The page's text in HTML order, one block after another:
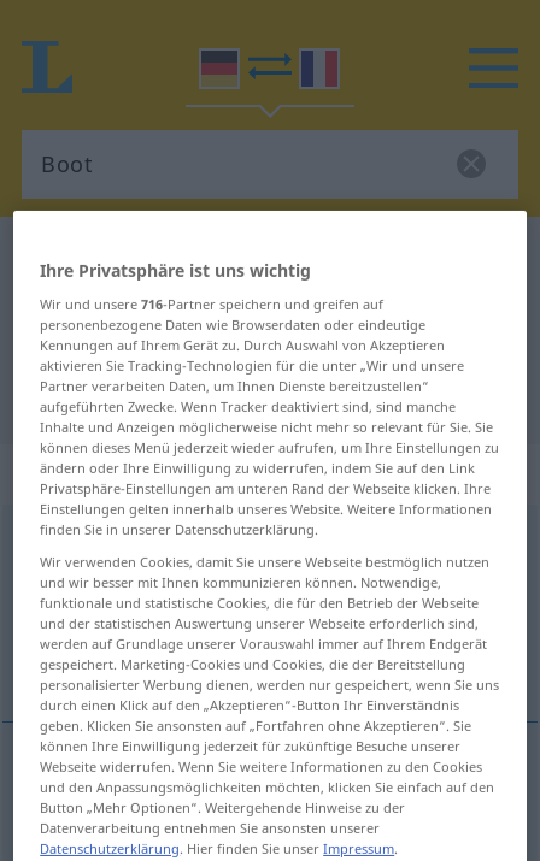
Deutsch-Französisch Übersetzung
für "Boot"
"Boot" Französisch Übersetzung
„Boot“: Neutrum
Boot [boːt] n <Boote̸s;Boote>
Übersicht aller Übersetzungen
(Für mehr Details die Übersetzung anklicken/antippen)
bateau, embarcation, barque, canot
bateaum Boot
embarcationf Boot
Ihre Privatsphäre ist uns wichtig
Wir und unsere716-Partner speichern und greifen auf
personenbezogene Daten wie Browserdaten oder eindeutige
Kennungen auf Ihrem Gerät zu. Durch Auswahl von Akzeptieren
aktivieren Sie Tracking-Technologien für die unter „Wir und unsere
Partner verarbeiten Daten, um Ihnen Dienste bereitzustellen“
aufgeführten Zwecke. Wenn Tracker deaktiviert sind, sind manche
Inhalte und Anzeigen möglicherweise nicht mehr so relevant für Sie. Sie
können dieses Menü jederzeit wieder aufrufen, um Ihre Einstellungen zu
ändern oder Ihre Einwilligung zu widerrufen, indem Sie auf den Link
Privatsphäre-Einstellungen am unteren Rand der Webseite klicken. Ihre
Einstellungen gelten innerhalb unseres Website. Weitere Informationen
finden Sie in unserer Datenschutzerklärung.
Wir verwenden Cookies, damit Sie unsere Webseite bestmöglich nutzen
und wir besser mit Ihnen kommunizieren können. Notwendige,
funktionale und statistische Cookies, die für den Betrieb der Webseite
und der statistischen Auswertung unserer Webseite erforderlich sind,
werden auf Grundlage unserer Vorauswahl immer auf Ihrem Endgerät
gespeichert. Marketing-Cookies und Cookies, die der Bereitstellung
personalisierter Werbung dienen, werden nur gespeichert, wenn Sie uns
durch einen Klick auf den „Akzeptieren“-Button Ihr Einverständnis
geben. Klicken Sie ansonsten auf „Fortfahren ohne Akzeptieren“. Sie
können Ihre Einwilligung jederzeit für zukünftige Besuche unserer
Webseite widerrufen. Wenn Sie weitere Informationen zu den Cookies
und den Anpassungsmöglichkeiten möchten, klicken Sie einfach auf den
Button „Mehr Optionen“. Weitergehende Hinweise zu der
Datenverarbeitung entnehmen Sie ansonsten unserer
Datenschutzerklärung. Hier finden Sie unserImpressum.